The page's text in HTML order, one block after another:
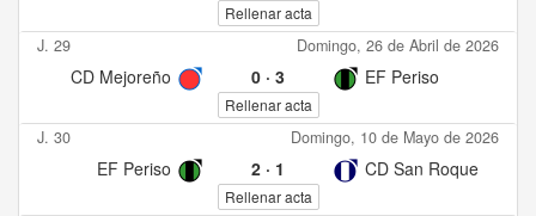
Rellenar acta
J. 29 Domingo, 26 de Abril de 2026
CD Mejoreño 0· 3 EF Periso
Rellenar acta
J. 30 Domingo, 10 de Mayo de 2026
EF Periso 2· 1 CD San Roque
Rellenar acta